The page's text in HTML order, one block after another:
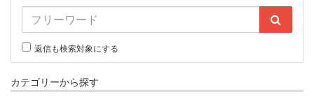
返信も検索対象にする
カテゴリーから探す